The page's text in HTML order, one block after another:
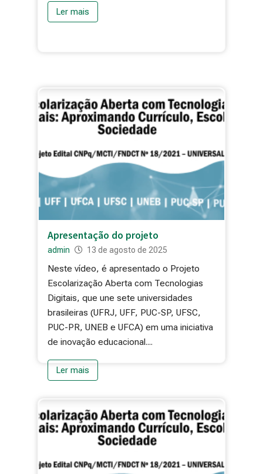
Ler mais
Apresentação do projeto
admin 13 de agosto de 2025
Neste vídeo, é apresentado o Projeto
Escolarização Aberta com Tecnologias
Digitais, que une sete universidades
brasileiras (UFRJ, UFF, PUC-SP, UFSC,
PUC-PR, UNEB e UFCA) em uma iniciativa
de inovação educacional....
Ler mais